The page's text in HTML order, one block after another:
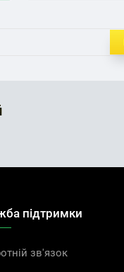
підтримки
зв'язок